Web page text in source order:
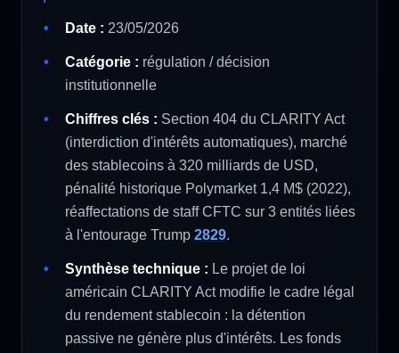
Date : 23/05/2026
Catégorie : régulation / décision
institutionnelle
Chiffres clés : Section 404 du CLARITY Act
(interdiction d'intérêts automatiques), marché
des stablecoins à 320 milliards de USD,
pénalité historique Polymarket 1,4 M$ (2022),
réaffectations de staff CFTC sur 3 entités liées
à l'entourage Trump 2829.
Synthèse technique : Le projet de loi
américain CLARITY Act modifie le cadre légal
du rendement stablecoin : la détention
passive ne génère plus d'intérêts. Les fonds